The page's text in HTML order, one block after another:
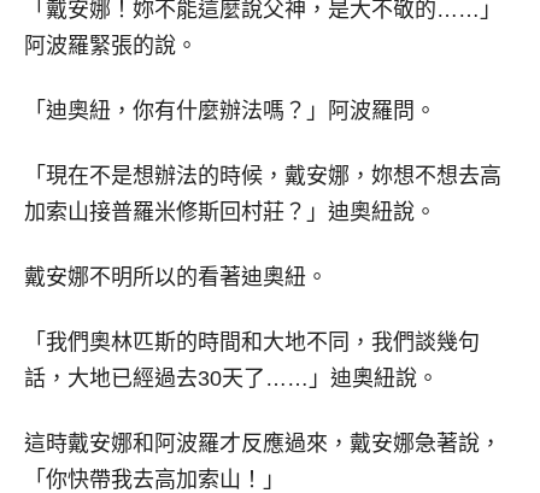
「戴安娜！妳不能這麼說父神，是大不敬的……」
阿波羅緊張的說。
「迪奧紐，你有什麼辦法嗎？」阿波羅問。
「現在不是想辦法的時候，戴安娜，妳想不想去高
加索山接普羅米修斯回村莊？」迪奧紐說。
戴安娜不明所以的看著迪奧紐。
「我們奧林匹斯的時間和大地不同，我們談幾句
話，大地已經過去30天了……」迪奧紐說。
這時戴安娜和阿波羅才反應過來，戴安娜急著說，
「你快帶我去高加索山！」